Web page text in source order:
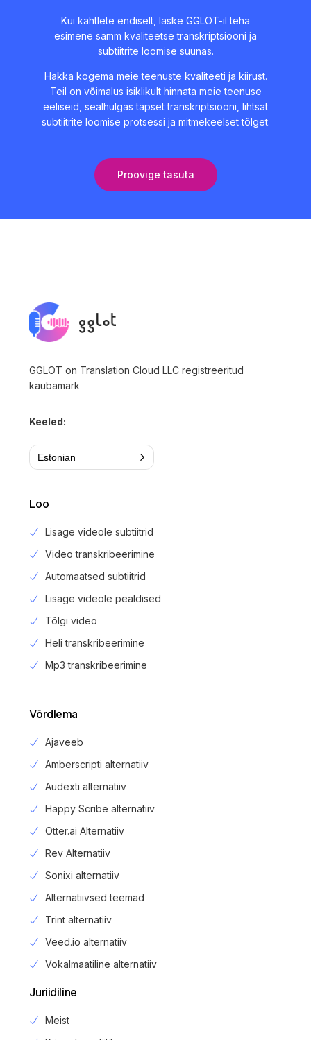
Kui kahtlete endiselt, laske GGLOT-il teha
esimene samm kvaliteetse transkriptsiooni ja
subtiitrite loomise suunas.
Hakka kogema meie teenuste kvaliteeti ja kiirust.
Teil on võimalus isiklikult hinnata meie teenuse
eeliseid, sealhulgas täpset transkriptsiooni, lihtsat
subtiitrite loomise protsessi ja mitmekeelset tõlget.
Proovige tasuta
GGLOT on Translation Cloud LLC registreeritud
kaubamärk
Keeled:
Estonian
Loo
Lisage videole subtiitrid
Video transkribeerimine
Automaatsed subtiitrid
Lisage videole pealdised
Tõlgi video
Heli transkribeerimine
Mp3 transkribeerimine
Võrdlema
Ajaveeb
Amberscripti alternatiiv
Audexti alternatiiv
Happy Scribe alternatiiv
Otter.ai Alternatiiv
Rev Alternatiiv
Sonixi alternatiiv
Alternatiivsed teemad
Trint alternatiiv
Veed.io alternatiiv
Vokalmaatiline alternatiiv
Juriidiline
Meist